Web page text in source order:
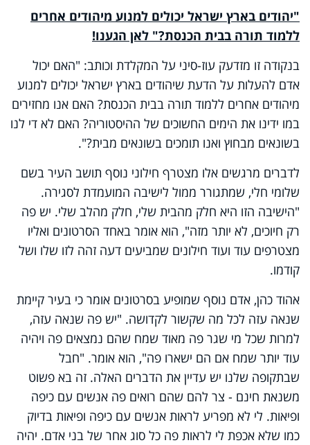
"יהודים בארץ ישראל יכולים למנוע מיהודים אחרים
ללמוד תורה בבית הכנסת?" לאן הגענו!
בנקודה זו מזדעק עוז-סיני על המקלדת וכותב: "האם יכול
אדם להעלות על הדעת שיהודים בארץ ישראל יכולים למנוע
מיהודים אחרים ללמוד תורה בבית הכנסת? האם אנו מחזירים
במו ידינו את הימים החשוכים של ההיסטוריה? האם לא די לנו
בשונאים מבחוץ ואנו תומכים בשונאים מבית?".
לדברים מרגשים אלו מצטרף חילוני נוסף תושב העיר בשם
שלומי חלי, שמתגורר ממול לישיבה המועמדת לסגירה.
"הישיבה הזו היא חלק מהבית שלי, חלק מהלב שלי. יש פה
רק חיוכים, לא יותר מזה", הוא אומר באחד הסרטונים ואליו
מצטרפים עוד ועוד חילונים שמביעים דעה זהה לזו שלו ושל
קודמו.
אהוד כהן, אדם נוסף שמופיע בסרטונים אומר כי בעיר קיימת
שנאה עזה לכל מה שקשור לקדושה. "יש פה שנאה עזה,
למרות שכל מי שגר פה מאוד שמח שהם נמצאים פה ויהיה
עוד יותר שמח אם הם ישארו פה", הוא אומר. "חבל
שבתקופה שלנו יש עדיין את הדברים האלה. זה בא פשוט
משנאת חינם - צר להם שהם רואים פה אנשים עם כיפה
ופיאות. לי לא מפריע לראות אנשים עם כיפה ופיאות בדיוק
כמו שלא אכפת לי לראות פה כל סוג אחר של בני אדם. יהיה